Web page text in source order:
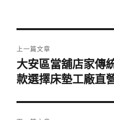
章
導
覽
上一篇文章
上
一
文
章:
大安區當舖店家傳
款選擇床墊工廠直